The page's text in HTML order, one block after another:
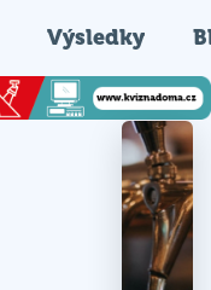
Výsledky